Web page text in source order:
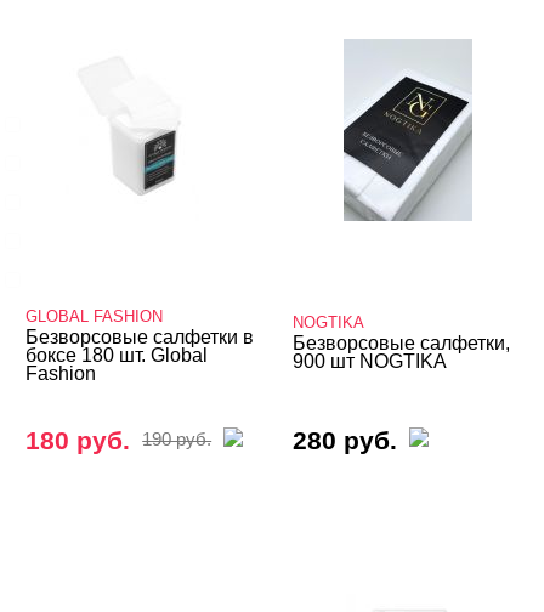
GLOBAL FASHION
NOGTIKA
Patrisa Nail
Показать все
ЦЕНА
GLOBAL FASHION
Безворсовые салфетки в
боксе 180 шт. Global
Fashion
180 руб. 190 руб.
NOGTIKA
Безворсовые салфетки,
900 шт NOGTIKA
280 руб.